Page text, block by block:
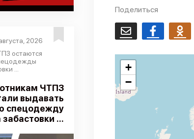
2026
остаются
...
ЧТПЗ
выдавать
спецодежду
забастовки ...
Поделиться
Email Facebook
+
−